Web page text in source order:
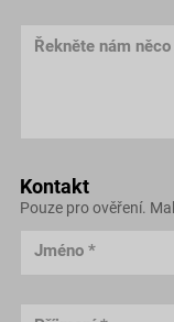
Řekněte nám
Kontakt
Pouze pro ověření.
Jméno *